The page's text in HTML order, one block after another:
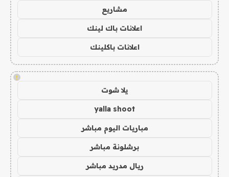
مشاريع
اعلانات باك لينك
اعلانات باكلينك
!
يلا شوت
yalla shoot
مباريات اليوم مباشر
برشلونة مباشر
ريال مدريد مباشر